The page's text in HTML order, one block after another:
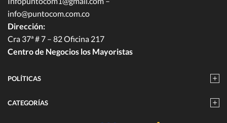
info@puntocom.com.co
Dirección:
Cra 37ª # 7 – 82 Oficina 217
Centro de Negocios los Mayoristas
POLÍTICAS
CATEGORÍAS